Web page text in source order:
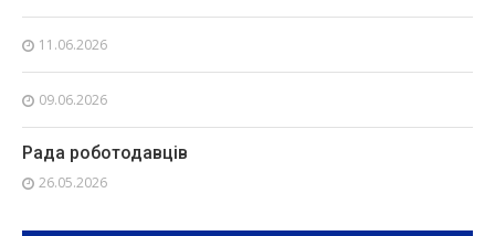
11.06.2026
09.06.2026
Рада роботодавців
26.05.2026